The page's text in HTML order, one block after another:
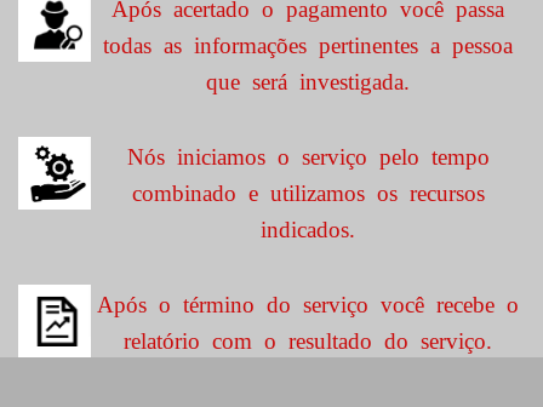
Após acertado o pagamento você passa
todas as informações pertinentes a pessoa
que será investigada.
Nós iniciamos o serviço pelo tempo
combinado e utilizamos os recursos
indicados.
Após o término do serviço você recebe o
relatório com o resultado do serviço.